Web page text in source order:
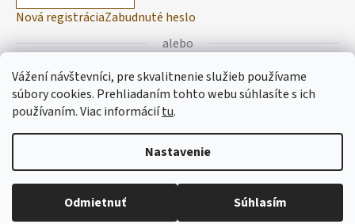
Vážení návštevníci, pre skvalitnenie služieb používame
súbory cookies. Prehliadaním tohto webu súhlasíte s ich
používaním.Viac informáciítu.
Nastavenie
Odmietnuť Súhlasím
Nová registráciaZabudnuté heslo
alebo
Prihlásiť sa cez Facebook
Prihlásiť sa cez Google
Vytvoril Shoptet
Copyright 2026Lemitas . Všetky práva vyhradené.